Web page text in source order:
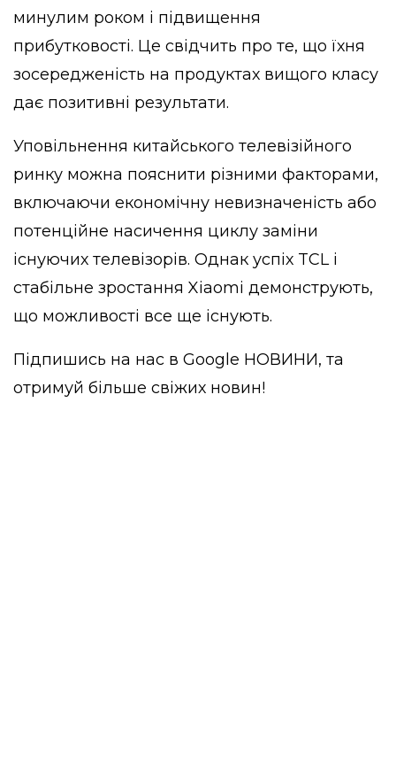
минулим роком і підвищення
прибутковості. Це свідчить про те, що їхня
зосередженість на продуктах вищого класу
дає позитивні результати.
Уповільнення китайського телевізійного
ринку можна пояснити різними факторами,
включаючи економічну невизначеність або
потенційне насичення циклу заміни
існуючих телевізорів. Однак успіх TCL і
стабільне зростання Xiaomi демонструють,
що можливості все ще існують.
Підпишись на нас в Google НОВИНИ, та
отримуй більше свіжих новин!